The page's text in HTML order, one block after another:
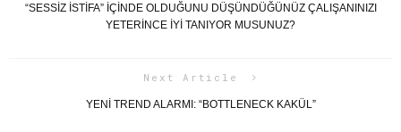
“SESSIZ İSTIFA” İÇINDE OLDUĞUNU DÜŞÜNDÜĞÜNÜZ ÇALIŞANINIZI
YETERINCE İYI TANIYOR MUSUNUZ?
Next Article
YENI TREND ALARMI: “BOTTLENECK KAKÜL”